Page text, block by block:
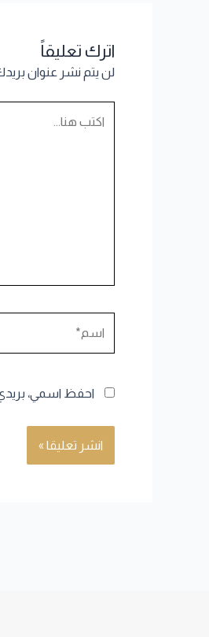
اترك تعليقاً
لن يتم نشر عنوان
هنا...
احفظ اسمي، بريدي